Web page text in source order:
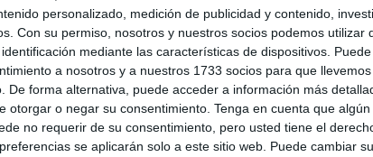
personalizado, medición de publicidad y contenido,
Con su permiso, nosotros y nuestros socios podemos utilizar
mediante las características de dispositivos.
a nosotros y a nuestros 1733 socios para que
De forma alternativa, puede acceder a información más
otorgar o negar su consentimiento. Tenga en cuenta que
no requerir de su consentimiento, pero usted tiene el
se aplicarán solo a este sitio web. Puede cambiar
que animen al conjunto malaguista. Hay que
30.000 espectadores, con lo que serán muchos